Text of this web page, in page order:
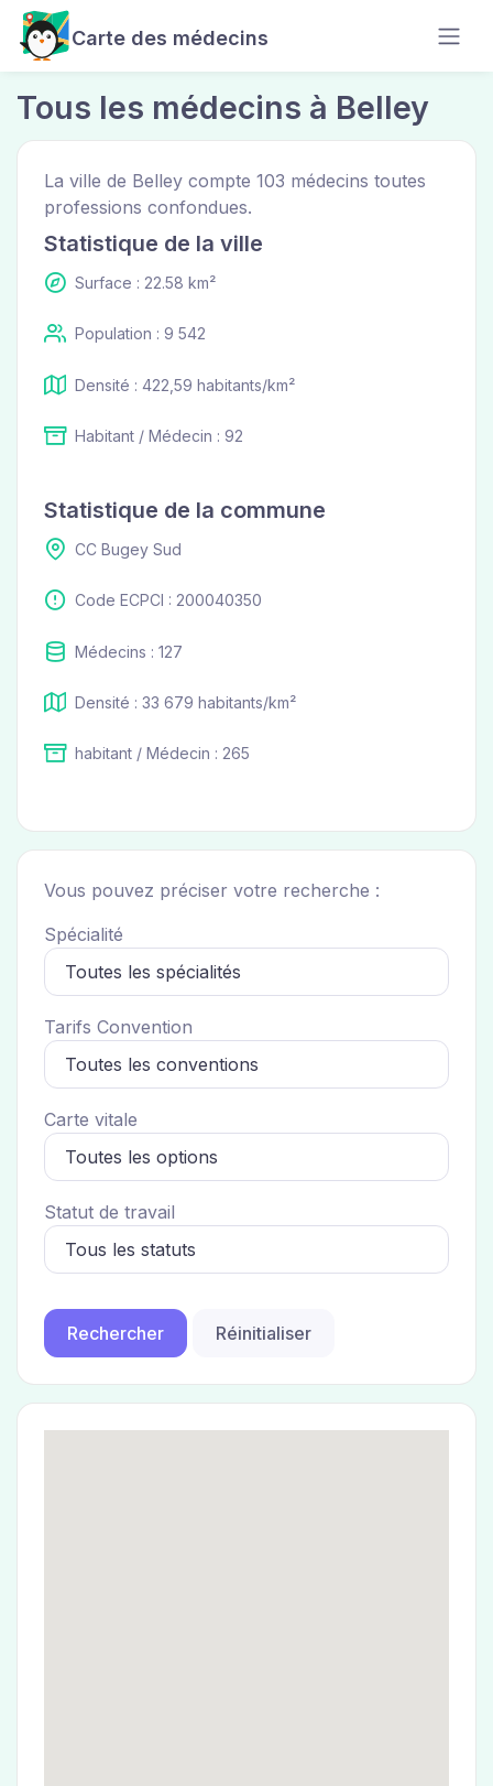
Carte des médecins
Tous les médecins à Belley
La ville de Belley compte 103 médecins toutes
professions confondues.
Statistique de la ville
Surface : 22.58 km²
Population : 9 542
Densité : 422,59 habitants/km²
Habitant / Médecin : 92
Statistique de la commune
CC Bugey Sud
Code ECPCI : 200040350
Médecins : 127
Densité : 33 679 habitants/km²
habitant / Médecin : 265
Vous pouvez préciser votre recherche :
Spécialité
Tarifs Convention
Carte vitale
Statut de travail
Réinitialiser